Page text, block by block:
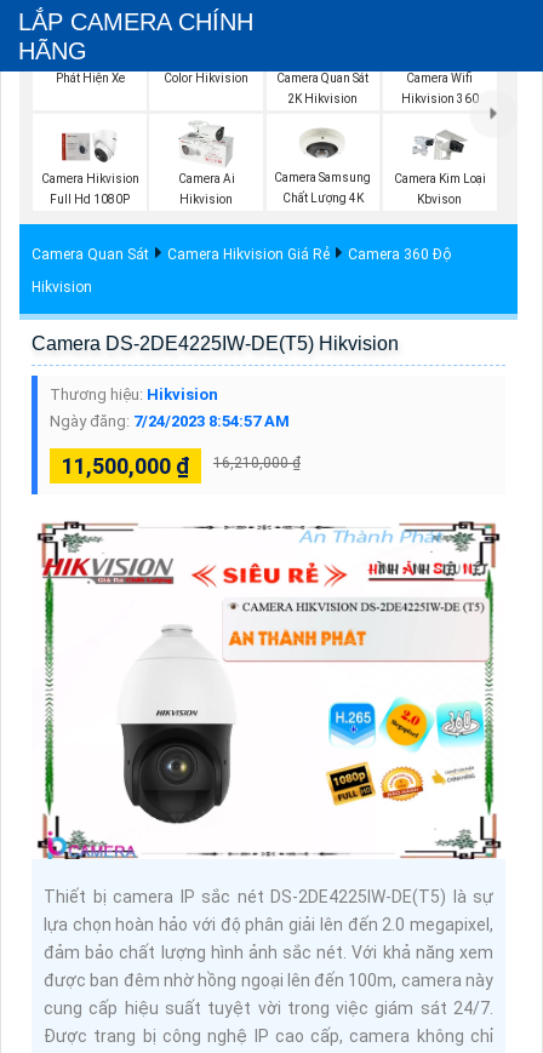
LẮP CAMERA CHÍNH
HÃNG
Lắp Camera Hik
Phát Hiện Xe
Color Hikvision
Camera Quan Sát
2K Hikvision
Camera Wifi
Hikvision 360
Camera Hikvision
Full Hd 1080P
Camera Ai
Hikvision
Camera Samsung
Chất Lượng 4K
Camera Kim Loại
Kbvison
Camera Quan Sát Camera Hikvision Giá Rẻ
Camera 360 Độ
Hikvision
Camera DS-2DE4225IW-DE(T5) Hikvision
Thương hiệu: Hikvision
Ngày đăng: 7/24/2023 8:54:57 AM
11,500,000 ₫ 16,210,000 ₫
Thiết bị camera IP sắc nét DS-2DE4225IW-DE(T5) là sự
lựa chọn hoàn hảo với độ phân giải lên đến 2.0 megapixel,
đảm bảo chất lượng hình ảnh sắc nét. Với khả năng xem
được ban đêm nhờ hồng ngoại lên đến 100m, camera này
cung cấp hiệu suất tuyệt vời trong việc giám sát 24/7.
Được trang bị công nghệ IP cao cấp, camera không chỉ